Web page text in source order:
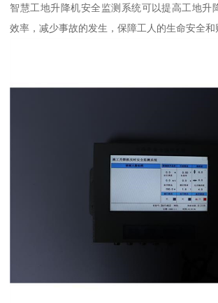
智慧工地升降机安全监测系统可以提高工地升
效率，减少事故的发生，保障工人的生命安全和